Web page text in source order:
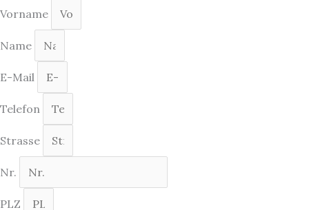
Vorname
Name
E-Mail
Telefon
Strasse
Nr.
PLZ